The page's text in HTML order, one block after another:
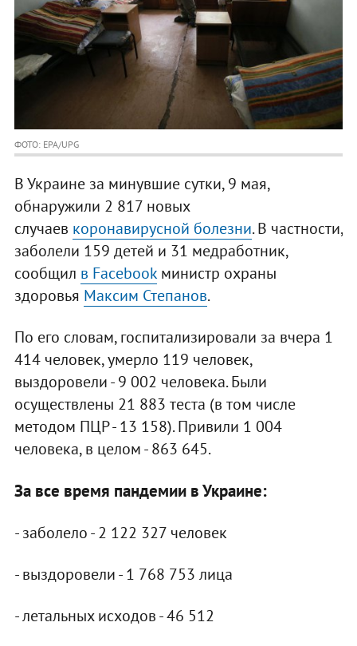
ФОТО: EPA/UPG
В Украине за минувшие сутки, 9 мая,
обнаружили 2 817 новых
случаев коронавирусной болезни. В частности,
заболели 159 детей и 31 медработник,
сообщил в Facebookминистр охраны
здоровья Максим Степанов.
По его словам, госпитализировали за вчера 1
414 человек, умерло 119 человек,
выздоровели - 9 002 человека. Были
осуществлены 21 883 теста (в том числе
методом ПЦР - 13 158). Привили 1 004
человека, в целом - 863 645.
За все время пандемии в Украине:
- заболело - 2 122 327 человек
- выздоровели - 1 768 753 лица
- летальных исходов - 46 512